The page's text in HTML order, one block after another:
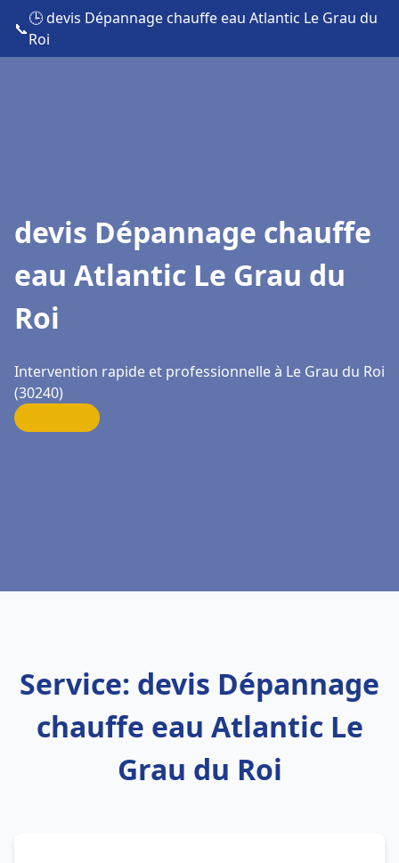
📞
🕒 devis Dépannage chauffe eau Atlantic Le Grau du
Roi
devis Dépannage chauffe
eau Atlantic Le Grau du
Roi
Intervention rapide et professionnelle à Le Grau du Roi
(30240)
Service: devis Dépannage
chauffe eau Atlantic Le
Grau du Roi